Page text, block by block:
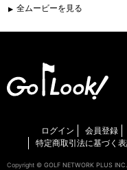
全ムービーを見る
ログイン 会員登録
特定商取引法に基づく
Copyright © GOLF NETWORK PLUS INC.